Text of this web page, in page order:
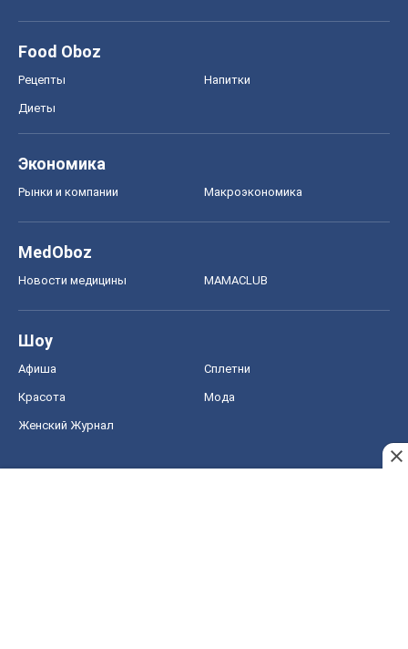
Food Oboz
Рецепты Напитки
Диеты
Экономика
Рынки и компании Mакроэкономика
MedOboz
Новости медицины MAMACLUB
Шоу
Афиша Сплетни
Красота Мода
Женский Журнал